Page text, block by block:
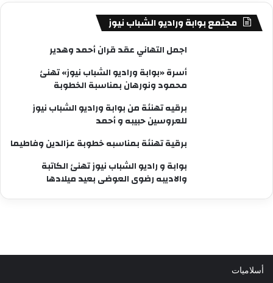
مجتمع بوابة وراديو الشباب نيوز
اجمل التهاني عقد قران أحمد وهدير
أسرة «بوابة وراديو الشباب نيوز» تهنئ
محمود ونورهان بمناسبة الخطوبة
برقيه تهنئة من بوابة وراديو الشباب نيوز
للعروسين حبيبه و أحمد
برقية تهنئة بمناسبه خطوبة عزالدين وفاطيما
بوابة و راديو الشباب نيوز تهنئ الكاتبة
والاديبه رضوى العوضى بعيد ميلادها
أسلاميات